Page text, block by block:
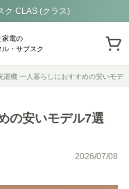
ク CLAS (クラス)
家電の
ル・サブスク
濯機 一人暮らしにおすすめの安いモデ
の安いモデル7選
2026/07/08